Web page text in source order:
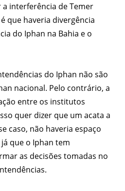
interferência de Temer
que haveria divergência
do Iphan na Bahia e o
do Iphan não são
nacional. Pelo contrário, a
entre os institutos
quer dizer que um acata a
caso, não haveria espaço
que o Iphan tem
as decisões tomadas no